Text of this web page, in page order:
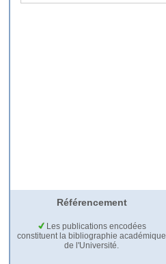
Référencement
Les publications encodées
constituent la bibliographie académique
de l'Université.